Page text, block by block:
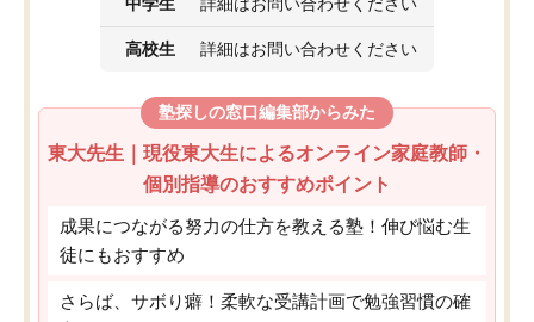
高校生 詳細はお問い合わせください
塾探しの窓口編集部からみた
東大先生｜現役東大生によるオンライン家庭教師・
個別指導のおすすめポイント
成果につながる努力の仕方を教える塾！伸び悩む生
徒にもおすすめ
さらば、サボり癖！柔軟な受講計画で勉強習慣の確